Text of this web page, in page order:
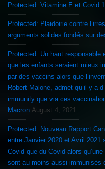
Protected: Vitamine E et Covid
Protected: Plaidoirie contre
arguments solides fondés sur
Protected: Un haut responsable
que les enfants seraient mieux
par des vaccins alors que
Robert Malone, admet qu’il y a
immunity que via ces
Macron August 4, 2021
Protected: Nouveau Rapport
entre Janvier 2020 et Avril 2021
Covid que du Covid alors
sont au moins aussi immunisés